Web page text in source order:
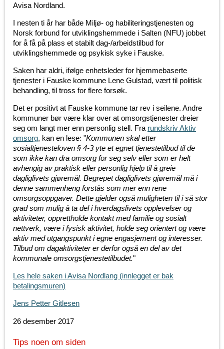
Avisa Nordland.
I nesten ti år har både Miljø- og habiliteringstjenesten og
Norsk forbund for utviklingshemmede i Salten (NFU) jobbet
for å få på plass et stabilt dag-/arbeidstilbud for
utviklingshemmede og psykisk syke i Fauske.
Saken har aldri, ifølge enhetsleder for hjemmebaserte
tjenester i Fauske kommune Lene Gulstad, vært til politisk
behandling, til tross for flere forsøk.
Det er positivt at Fauske kommune tar rev i seilene. Andre
kommuner bør være klar over at omsorgstjenester dreier
seg om langt mer enn personlig stell. Fra rundskriv Aktiv
omsorg, kan en lese: "Kommunen skal etter
sosialtjenesteloven § 4-3 yte et egnet tjenestetilbud til de
som ikke kan dra omsorg for seg selv eller som er helt
avhengig av praktisk eller personlig hjelp til å greie
dagliglivets gjøremål. Begrepet dagliglivets gjøremål må i
denne sammenheng forstås som mer enn rene
omsorgsoppgaver. Dette gjelder også muligheten til i så stor
grad som mulig å ta del i hverdagslivets opplevelser og
aktiviteter, opprettholde kontakt med familie og sosialt
nettverk, være i fysisk aktivitet, holde seg orientert og være
aktiv med utgangspunkt i egne engasjement og interesser.
Tilbud om dagaktiviteter er derfor også en del av det
kommunale omsorgstjeneste­tilbudet."
Les hele saken i Avisa Nordlang (innlegget er bak
betalingsmuren)
Jens Petter Gitlesen
26 desember 2017
Tips noen om siden